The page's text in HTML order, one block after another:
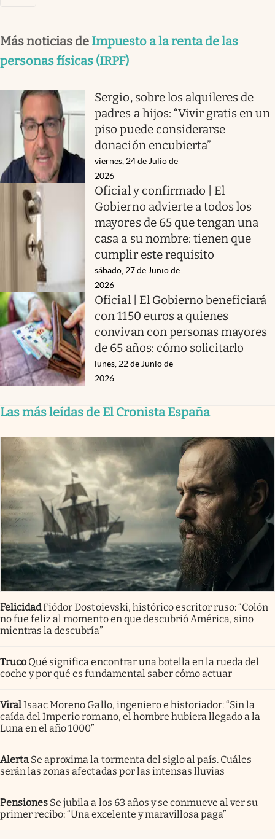
Más noticias de Impuesto a la renta de las
personas físicas (IRPF)
Sergio, sobre los alquileres de
padres a hijos: “Vivir gratis en un
piso puede considerarse
donación encubierta”
viernes, 24 de Julio de
2026
Oficial y confirmado | El
Gobierno advierte a todos los
mayores de 65 que tengan una
casa a su nombre: tienen que
cumplir este requisito
sábado, 27 de Junio de
2026
Oficial | El Gobierno beneficiará
con 1150 euros a quienes
convivan con personas mayores
de 65 años: cómo solicitarlo
lunes, 22 de Junio de
2026
Las más leídas de El Cronista España
FelicidadFiódor Dostoievski, histórico escritor ruso: “Colón
no fue feliz al momento en que descubrió América, sino
mientras la descubría”
Truco Qué significa encontrar una botella en la rueda del
coche y por qué es fundamental saber cómo actuar
ViralIsaac Moreno Gallo, ingeniero e historiador: “Sin la
caída del Imperio romano, el hombre hubiera llegado a la
Luna en el año 1000”
Alerta Se aproxima la tormenta del siglo al país. Cuáles
serán las zonas afectadas por las intensas lluvias
Pensiones Se jubila a los 63 años y se conmueve al ver su
primer recibo: “Una excelente y maravillosa paga”